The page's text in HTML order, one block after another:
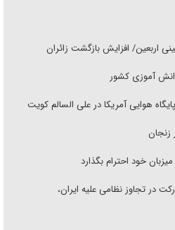
آموزی کشور
هوایی آمریکا در علی السالم کویت
زنجان
خود احترام بگذارد
در تجاوز نظامی علیه ایران،